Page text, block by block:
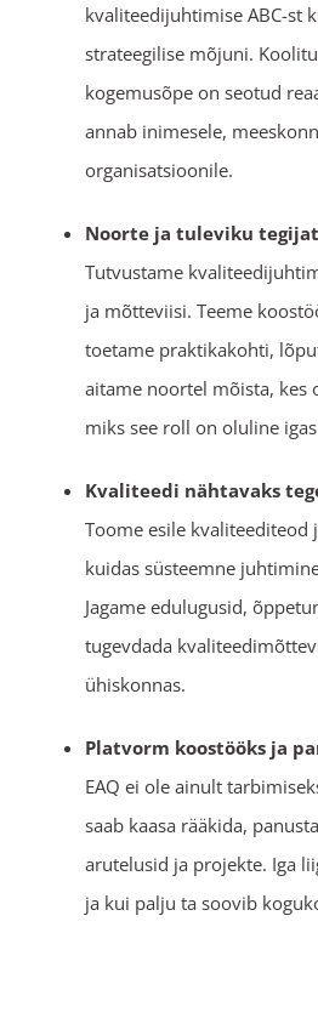
kvaliteedijuhtimise ABC-st
strateegilise mõjuni.
kogemusõpe on seotud
annab inimesele,
organisatsioonile.
Noorte ja tuleviku
Tutvustame
ja mõtteviisi. Teeme
toetame praktikakohti,
aitame noortel mõista, kes
miks see roll on oluline
Kvaliteedi nähtavaks
Toome esile kvaliteediteod
kuidas süsteemne
Jagame edulugusid,
tugevdada
ühiskonnas.
Platvorm koostööks ja
EAQ ei ole ainult
saab kaasa rääkida,
arutelusid ja projekte. Iga
ja kui palju ta soovib